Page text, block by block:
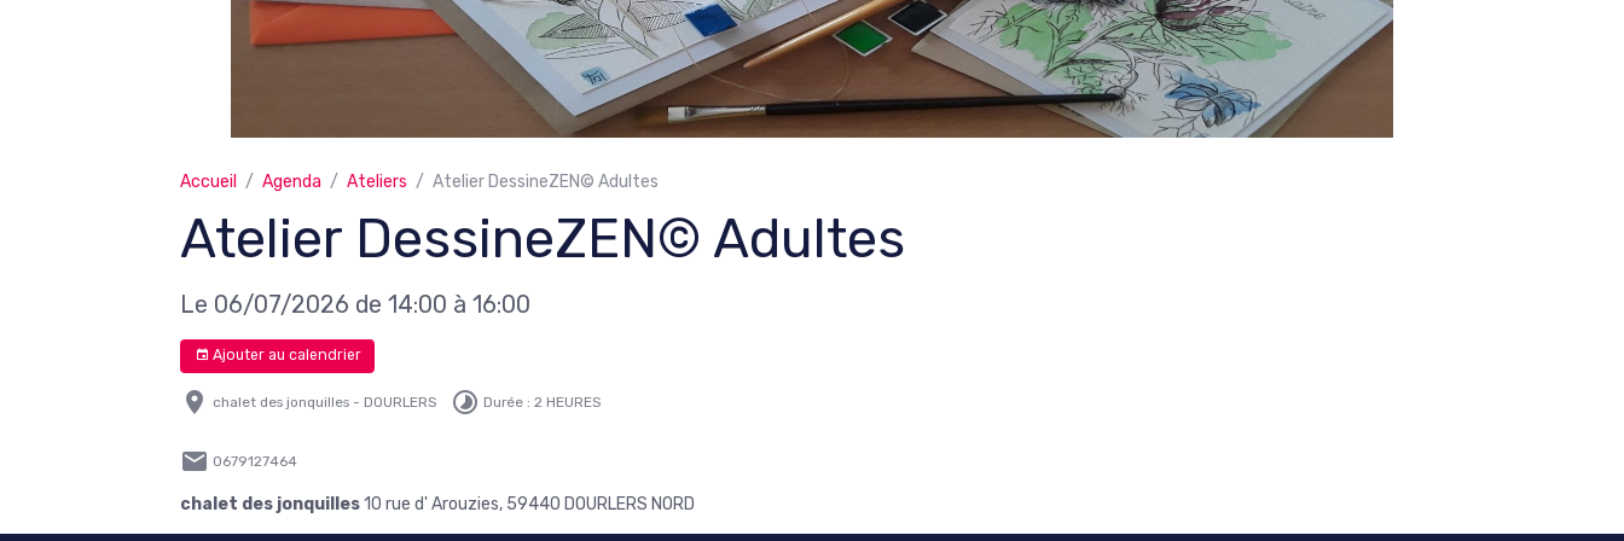
Accueil Agenda Ateliers Atelier DessineZEN© Adultes
Atelier DessineZEN© Adultes
Le 06/07/2026 de 14:00 à 16:00
Ajouter au calendrier
chalet des jonquilles - DOURLERS Durée : 2 HEURES
0679127464
chalet des jonquilles10 rue d' Arouzies, 59440 DOURLERS NORD